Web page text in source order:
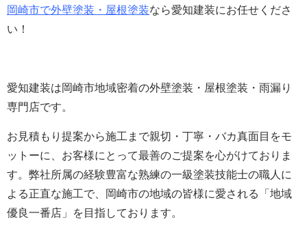
岡崎市で外壁塗装・屋根塗装なら愛知建装にお任せくださ
い！
愛知建装は岡崎市地域密着の外壁塗装・屋根塗装・雨漏り
専門店です。
お見積もり提案から施工まで親切・丁寧・バカ真面目をモ
ットーに、お客様にとって最善のご提案を心がけておりま
す。 弊社所属の経験豊富な熟練の一級塗装技能士の職人に
よる正直な施工で、岡崎市の地域の皆様に愛される「地域
優良一番店」を目指しております。